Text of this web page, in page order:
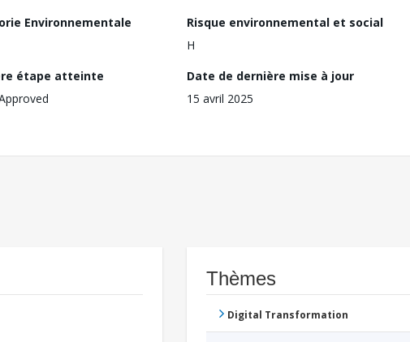
Environnementale
Risque environnemental et social
H
étape atteinte
Date de dernière mise à jour
15 avril 2025
Thèmes
Digital Transformation